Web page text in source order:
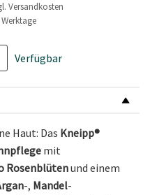
Versandkosten
Verfügbar
Haut: Das Kneipp®
mit
Rosenblütenund einem
-, Mandel-